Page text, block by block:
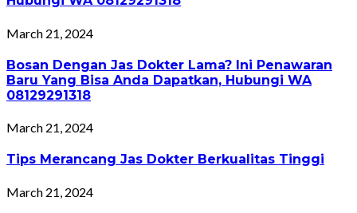
March 21, 2024
Bosan Dengan Jas Dokter Lama? Ini Penawaran
Baru Yang Bisa Anda Dapatkan, Hubungi WA
08129291318
March 21, 2024
Tips Merancang Jas Dokter Berkualitas Tinggi
March 21, 2024